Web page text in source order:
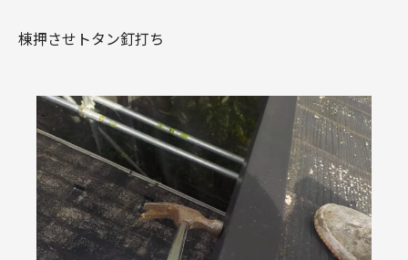
棟押させトタン釘打ち